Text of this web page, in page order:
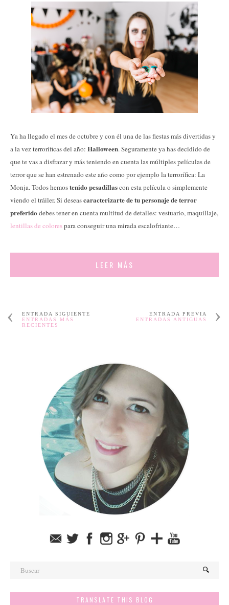
Ya ha llegado el mes de octubre y con él una de las fiestas más divertidas y
a la vez terroríficas del año: Halloween. Seguramente ya has decidido de
que te vas a disfrazar y más teniendo en cuenta las múltiples películas de
terror que se han estrenado este año como por ejemplo la terrorífica: La
Monja. Todos hemostenido pesadillascon esta película o simplemente
viendo el tráiler. Si deseascaracterizarte de tu personaje de terror
preferidodebes tener en cuenta multitud de detalles: vestuario, maquillaje,
lentillas de colorespara conseguir una mirada escalofriante…
LEER MÁS
ENTRADA SIGUIENTE
ENTRADAS MÁS
RECIENTES
ENTRADA PREVIA
ENTRADAS ANTIGUAS
TRANSLATE THIS BLOG